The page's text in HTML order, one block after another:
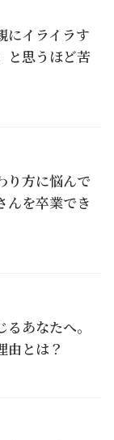
にイライラす
と思うほど苦
り方に悩んで
んを卒業でき
あなたへ。
由とは？